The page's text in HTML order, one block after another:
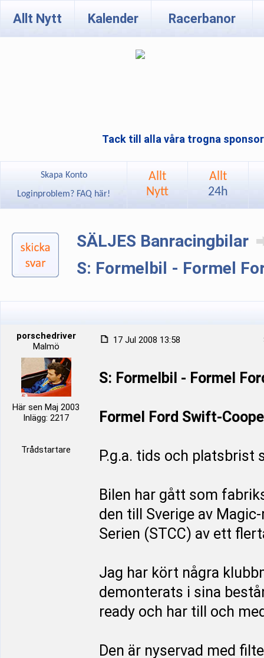
Allt Nytt Kalender Racerbanor
Tack till alla våra trogna
Skapa Konto
Loginproblem? FAQ här!
Allt
Nytt
Allt
24h
SÄLJES Banracingbilar
S: Formelbil - Formel
porschedriver
Malmö
Här sen Maj 2003
Inlägg: 2217
Trådstartare
17 Jul 2008 13:58
S: Formelbil - Formel
Formel Ford Swift-
P.g.a. tids och platsbrist
Bilen har gått som
den till Sverige av
Serien (STCC) av ett
Jag har kört några
demonterats i sina
ready och har till och
Den är nyservad med